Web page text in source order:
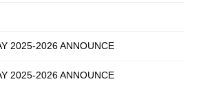
2025-2026 ANNOUNCE
2025-2026 ANNOUNCE